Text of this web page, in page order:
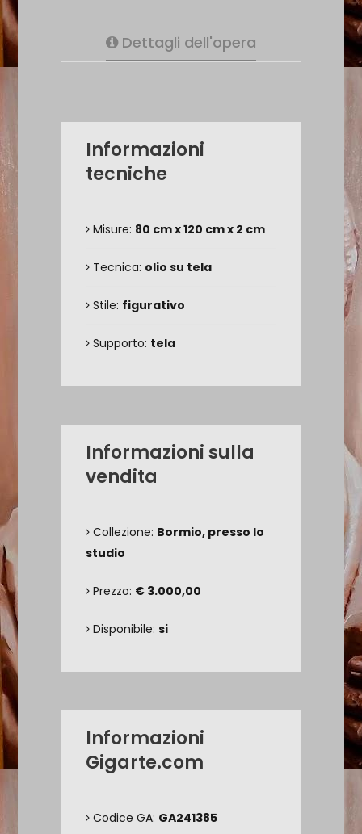
Dettagli dell'opera
Informazioni
tecniche
Misure: 80 cm x 120 cm x 2 cm
Tecnica: olio su tela
Stile: figurativo
Supporto: tela
Informazioni sulla
vendita
Collezione: Bormio, presso lo
studio
Prezzo: € 3.000,00
Disponibile: si
Informazioni
Gigarte.com
Codice GA: GA241385